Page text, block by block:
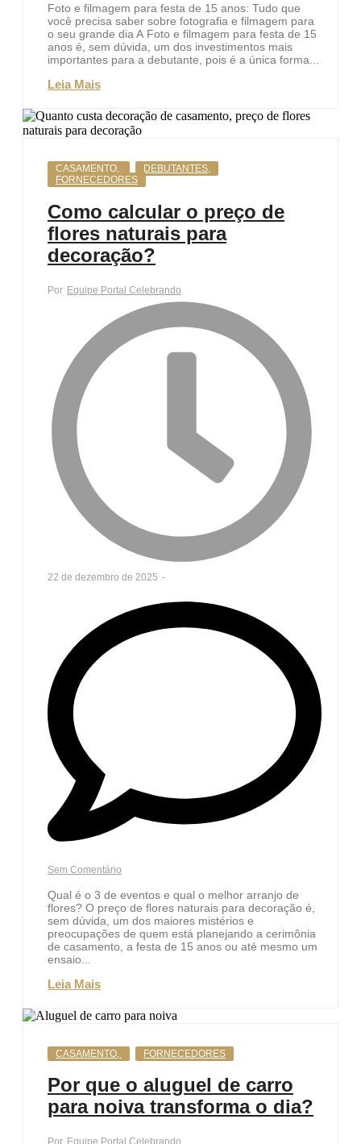
Foto e filmagem para festa de 15 anos: Tudo que
você precisa saber sobre fotografia e filmagem para
o seu grande dia A Foto e filmagem para festa de 15
anos é, sem dúvida, um dos investimentos mais
importantes para a debutante, pois é a única forma...
Leia Mais
CASAMENTO DEBUTANTES
FORNECEDORES
Como calcular o preço de
flores naturais para
decoração?
Por Equipe Portal Celebrando
22 de dezembro de 2025 -
Sem Comentário
Qual é o 3 de eventos e qual o melhor arranjo de
flores? O preço de flores naturais para decoração é,
sem dúvida, um dos maiores mistérios e
preocupações de quem está planejando a cerimônia
de casamento, a festa de 15 anos ou até mesmo um
ensaio...
Leia Mais
CASAMENTO FORNECEDORES
Por que o aluguel de carro
para noiva transforma o dia?